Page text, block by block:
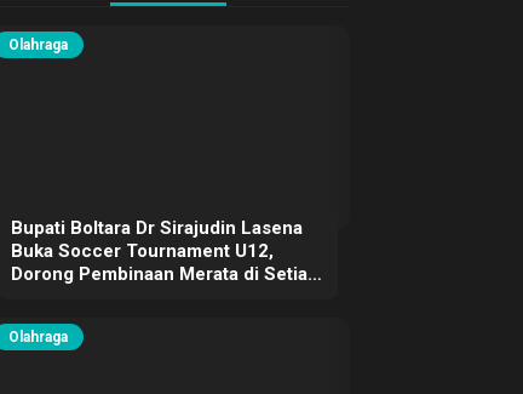
Olahraga
Bupati Boltara Dr Sirajudin Lasena
Buka Soccer Tournament U12,
Dorong Pembinaan Merata di Setiap
Olahraga